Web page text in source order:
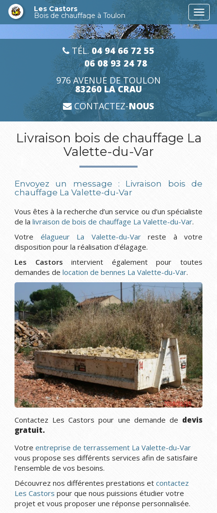
Aller
contenu
Les Castors
Bois de chauffage à Toulon
TÉL. 04 94 66 72 55
06 08 93 24 78
976 AVENUE DE TOULON
83260 LA CRAU
CONTACTEZ-NOUS
Livraison bois de chauffage La
Valette-du-Var
Envoyez un message : Livraison bois de
chauffage La Valette-du-Var
Vous êtes à la recherche d’un service ou d’un spécialiste
de la livraison de bois de chauffage La Valette-du-Var.
Votre élagueur La Valette-du-Varreste à votre
disposition pour la réalisation d'élagage.
Les Castors intervient également pour toutes
demandes de location de bennes La Valette-du-Var.
Contactez Les Castors pour une demande de devis
gratuit.
Votre entreprise de terrassement La Valette-du-Var
vous propose ses différents services afin de satisfaire
l’ensemble de vos besoins.
Découvrez nos différentes prestations et contactez
Les Castors pour que nous puissions étudier votre
projet et vous proposer une réponse personnalisée.